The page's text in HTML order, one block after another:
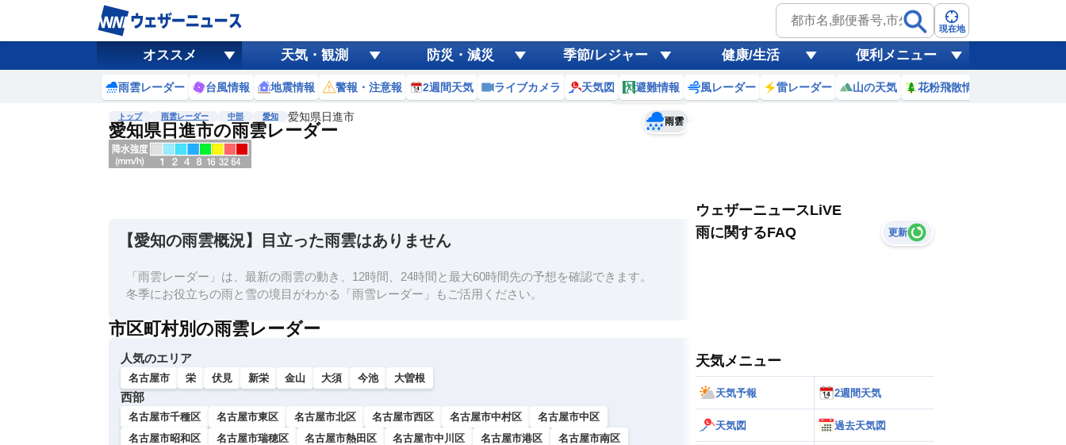
現在地
オススメ 天気・観測 防災・減災 季節/レジャー 健康/生活 便利メニュー
雨雲レーダー 台風情報 地震情報 警報・注意報 2週間天気 ライブカメラ 天気図 避難情報 風レーダー 雷レーダー 山の天気 花粉飛散情報
トップ 雨雲レーダー 中部 愛知 愛知県日進市
愛知県日進市の雨雲レーダー 雨雲
予報士コメント
黄砂
天気 台風
【愛知の雨雲概況】目立った雨雲はありません
「雨雲レーダー」は、最新の雨雲の動き、12時間、24時間と最大60時間先の予想を確認できます。
冬季にお役立ちの雨と雪の境目がわかる「雨雪レーダー」もご活用ください。
市区町村別の雨雲レーダー
人気のエリア
名古屋市 栄 伏見 新栄 金山 大須 今池 大曽根
西部
名古屋市千種区 名古屋市東区 名古屋市北区 名古屋市西区 名古屋市中村区
名古屋市中区
名古屋市昭和区
名古屋市瑞穂区 名古屋市熱田区 名古屋市中川区 名古屋市港区
名古屋市南区
ウェザーニュースLiVE
雨に関するFAQ
更新
天気メニュー
天気予報 2週間天気
天気図 過去天気図